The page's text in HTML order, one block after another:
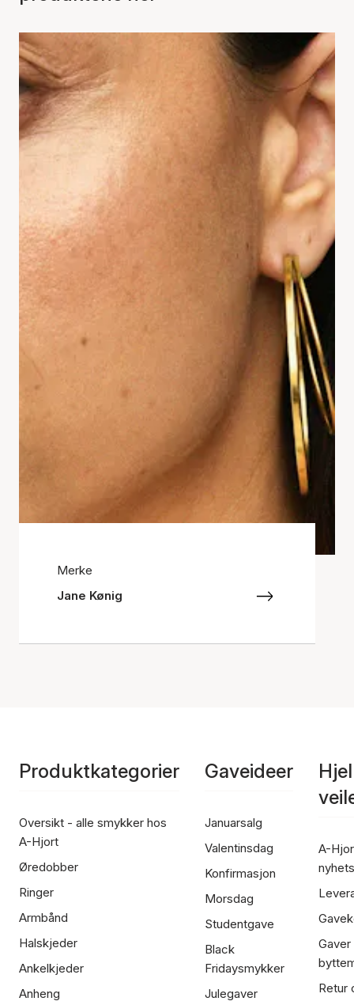
Merke
Jane Kønig
Produktkategorier
Oversikt - alle smykker hos
A-Hjort
Øredobber
Ringer
Armbånd
Halskjeder
Ankelkjeder
Anheng
Gaveideer
Januarsalg
Valentinsdag
Konfirmasjon
Morsdag
Studentgave
Black
Fridaysmykker
Julegaver
A-
Retur